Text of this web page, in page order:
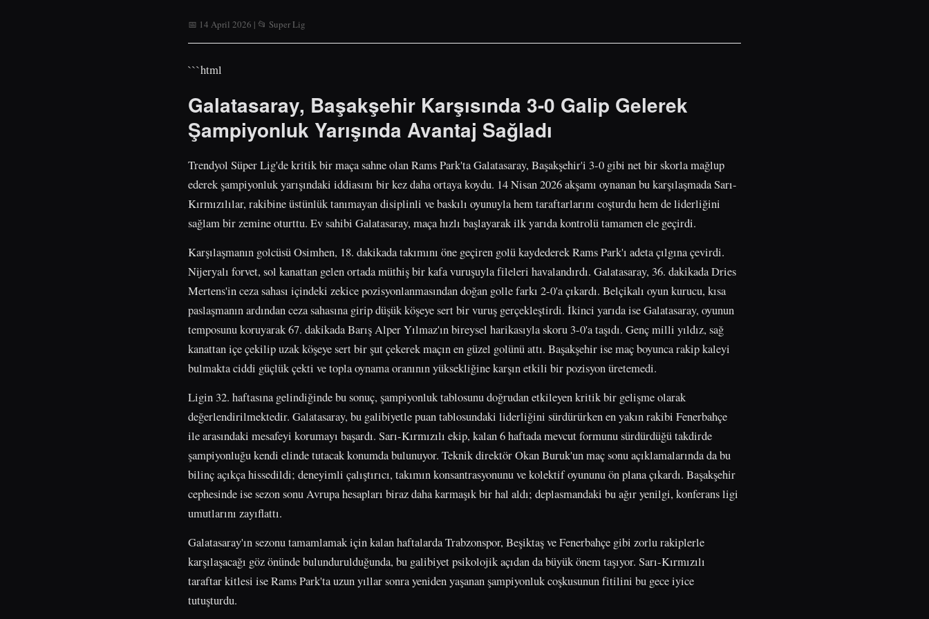
📅 14 April 2026 | 📂 Super Lig
```html
Galatasaray, Başakşehir Karşısında 3-0 Galip Gelerek
Şampiyonluk Yarışında Avantaj Sağladı
Trendyol Süper Lig'de kritik bir maça sahne olan Rams Park'ta Galatasaray, Başakşehir'i 3-0 gibi net bir skorla mağlup
ederek şampiyonluk yarışındaki iddiasını bir kez daha ortaya koydu. 14 Nisan 2026 akşamı oynanan bu karşılaşmada Sarı-
Kırmızılılar, rakibine üstünlük tanımayan disiplinli ve baskılı oyunuyla hem taraftarlarını coşturdu hem de liderliğini
sağlam bir zemine oturttu. Ev sahibi Galatasaray, maça hızlı başlayarak ilk yarıda kontrolü tamamen ele geçirdi.
Karşılaşmanın golcüsü Osimhen, 18. dakikada takımını öne geçiren golü kaydederek Rams Park'ı adeta çılgına çevirdi.
Nijeryalı forvet, sol kanattan gelen ortada müthiş bir kafa vuruşuyla fileleri havalandırdı. Galatasaray, 36. dakikada Dries
Mertens'in ceza sahası içindeki zekice pozisyonlanmasından doğan golle farkı 2-0'a çıkardı. Belçikalı oyun kurucu, kısa
paslaşmanın ardından ceza sahasına girip düşük köşeye sert bir vuruş gerçekleştirdi. İkinci yarıda ise Galatasaray, oyunun
temposunu koruyarak 67. dakikada Barış Alper Yılmaz'ın bireysel harikasıyla skoru 3-0'a taşıdı. Genç milli yıldız, sağ
kanattan içe çekilip uzak köşeye sert bir şut çekerek maçın en güzel golünü attı. Başakşehir ise maç boyunca rakip kaleyi
bulmakta ciddi güçlük çekti ve topla oynama oranının yüksekliğine karşın etkili bir pozisyon üretemedi.
Ligin 32. haftasına gelindiğinde bu sonuç, şampiyonluk tablosunu doğrudan etkileyen kritik bir gelişme olarak
değerlendirilmektedir. Galatasaray, bu galibiyetle puan tablosundaki liderliğini sürdürürken en yakın rakibi Fenerbahçe
ile arasındaki mesafeyi korumayı başardı. Sarı-Kırmızılı ekip, kalan 6 haftada mevcut formunu sürdürdüğü takdirde
şampiyonluğu kendi elinde tutacak konumda bulunuyor. Teknik direktör Okan Buruk'un maç sonu açıklamalarında da bu
bilinç açıkça hissedildi; deneyimli çalıştırıcı, takımın konsantrasyonunu ve kolektif oyununu ön plana çıkardı. Başakşehir
cephesinde ise sezon sonu Avrupa hesapları biraz daha karmaşık bir hal aldı; deplasmandaki bu ağır yenilgi, konferans ligi
umutlarını zayıflattı.
Galatasaray'ın sezonu tamamlamak için kalan haftalarda Trabzonspor, Beşiktaş ve Fenerbahçe gibi zorlu rakiplerle
karşılaşacağı göz önünde bulundurulduğunda, bu galibiyet psikolojik açıdan da büyük önem taşıyor. Sarı-Kırmızılı
taraftar kitlesi ise Rams Park'ta uzun yıllar sonra yeniden yaşanan şampiyonluk coşkusunun fitilini bu gece iyice
tutuşturdu.